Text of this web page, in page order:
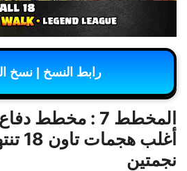
رابط النسخ | نسخ
أغلب
نجمتين